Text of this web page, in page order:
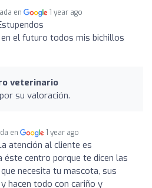
en 1 year ago
el futuro todos mis bichillos
veterinario
su valoración.
en 1 year ago
atención al cliente es
éste centro porque te dicen las
necesita tu mascota, sus
hacen todo con cariño y